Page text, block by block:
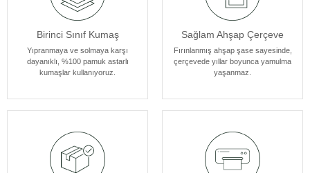
Kenar Baskısıyla Tablolarımızın Kenar Kısımları
Resmin dokusu ve renklerinin zarif bir şekilde devam ettiği özel bir
tasarıma sahiptir. Bu detay, tablolarımızı ek çerçeve ihtiyacı
olmadan asılabilir kılar, böylece sanat eserleriniz odanızın
atmosferine mükemmel bir şekilde uyum sağlar. Her bir tablomuz,
tasarlanmıştır.
Birinci Sınıf Kumaş
Yıpranmaya ve solmaya karşı
dayanıklı, %100 pamuk astarlı
kumaşlar kullanıyoruz.
Sağlam Ahşap Çerçeve
Fırınlanmış ahşap şase sayesinde,
çerçevede yıllar boyunca yamulma
yaşanmaz.